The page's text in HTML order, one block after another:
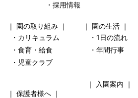
・採用情報
｜ 園の取り組み ｜ ｜ 園の生活 ｜
・カリキュラム
・1日の流れ
・食育・給食
・年間行事
・児童クラブ
｜ 入園案内 ｜
｜ 保護者様へ ｜